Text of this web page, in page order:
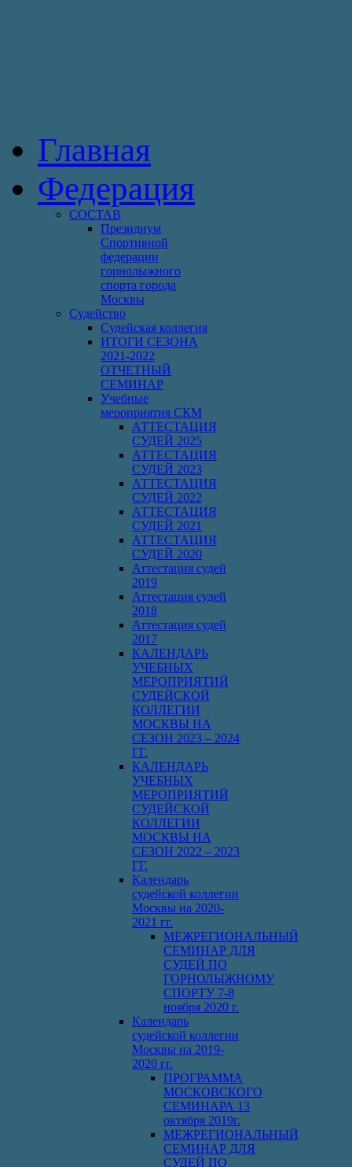
Главная
Федерация
СОСТАВ
Президиум
Спортивной
федерации
горнолыжного
спорта города
Москвы
Судейство
Cудейская коллегия
ИТОГИ СЕЗОНА
2021-2022
ОТЧЕТНЫЙ
СЕМИНАР
Учебные
мероприятия СКМ
АТТЕСТАЦИЯ
СУДЕЙ 2025
АТТЕСТАЦИЯ
СУДЕЙ 2023
АТТЕСТАЦИЯ
СУДЕЙ 2022
АТТЕСТАЦИЯ
СУДЕЙ 2021
АТТЕСТАЦИЯ
СУДЕЙ 2020
Аттестация судей
2019
Аттестация судей
2018
Аттестация судей
2017
КАЛЕНДАРЬ
УЧЕБНЫХ
МЕРОПРИЯТИЙ
СУДЕЙСКОЙ
КОЛЛЕГИИ
МОСКВЫ НА
СЕЗОН 2023 – 2024
ГГ.
КАЛЕНДАРЬ
УЧЕБНЫХ
МЕРОПРИЯТИЙ
СУДЕЙСКОЙ
КОЛЛЕГИИ
МОСКВЫ НА
СЕЗОН 2022 – 2023
ГГ.
Календарь
судейской коллегии
Москвы на 2020-
2021 гг.
МЕЖРЕГИОНАЛЬНЫЙ
СЕМИНАР ДЛЯ
СУДЕЙ ПО
ГОРНОЛЫЖНОМУ
СПОРТУ 7-8
ноября 2020 г.
Календарь
судейской коллегии
Москвы на 2019-
2020 гг.
ПРОГРАММА
МОСКОВСКОГО
СЕМИНАРА 13
октября 2019г.
МЕЖРЕГИОНАЛЬНЫЙ
СЕМИНАР ДЛЯ
СУДЕЙ ПО